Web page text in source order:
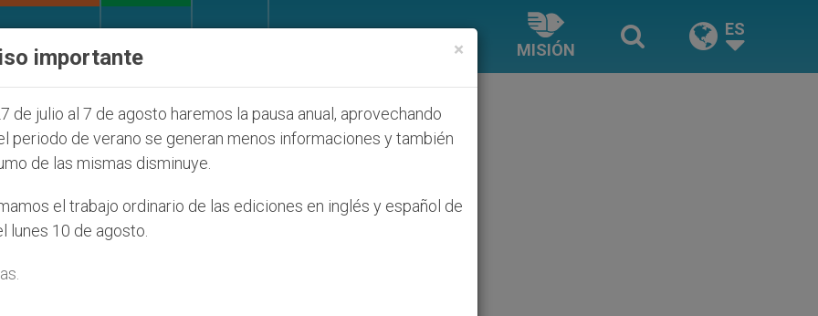
MISIÓN
ES
×
importante
de julio al 7 de agosto haremos la pausa anual, aprovechando
periodo de verano se generan menos informaciones y también
de las mismas disminuye.
el trabajo ordinario de las ediciones en inglés y español de
lunes 10 de agosto.